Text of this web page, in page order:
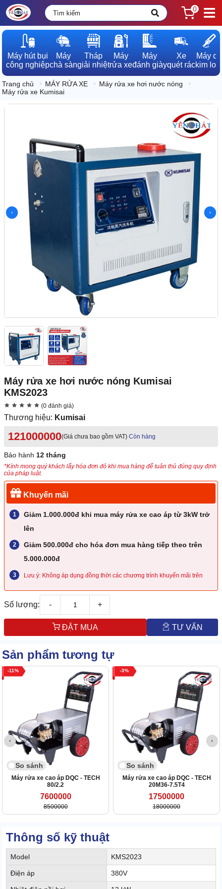
0
Máy hút bụi
công nghiệp
Máy
chà sàn
Tháp
giải nhiệt
Máy
rửa xe
Máy
đánh giày
Xe
quét rác
Máy dò
kim loại
Trang chủ MÁY RỬA XE
Máy rửa xe hơi nước nóng
Máy rửa xe Kumisai
Máy rửa xe hơi nước nóng Kumisai
KMS2023
(0 đánh giá)
Thương hiệu: Kumisai
121000000(Giá chưa bao gồm VAT) Còn hàng
Bảo hành 12 tháng
*Kính mong quý khách lấy hóa đơn đỏ khi mua hàng để tuân thủ đúng quy định
của pháp luật.
Khuyến mãi
Giảm 1.000.000đ khi mua máy rửa xe cao áp từ 3kW trở
lên
Giảm 500.000đ cho hóa đơn mua hàng tiếp theo trên
5.000.000đ
Lưu ý: Không áp dụng đồng thời các chương trình khuyến mãi trên
Số lượng: - +
ĐẶT MUA TƯ VẤN
Sản phẩm tương tự
11
So sánh
Máy rửa xe cao áp DQC - TECH
80/2.2
7600000
8500000
3
So sánh
Máy rửa xe cao áp DQC - TECH
20M36-7.5T4
17500000
18000000
Thông số kỹ thuật
Model KMS2023
Điện áp 380V